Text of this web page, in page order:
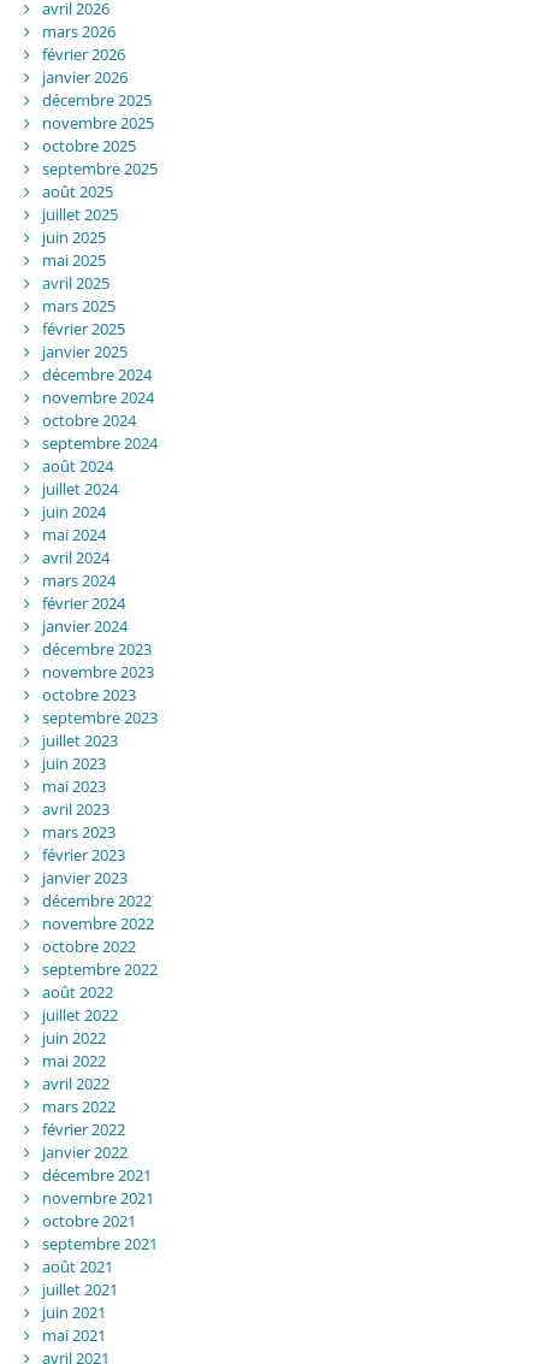
avril 2026
mars 2026
février 2026
janvier 2026
décembre 2025
novembre 2025
octobre 2025
septembre 2025
août 2025
juillet 2025
juin 2025
mai 2025
avril 2025
mars 2025
février 2025
janvier 2025
décembre 2024
novembre 2024
octobre 2024
septembre 2024
août 2024
juillet 2024
juin 2024
mai 2024
avril 2024
mars 2024
février 2024
janvier 2024
décembre 2023
novembre 2023
octobre 2023
septembre 2023
juillet 2023
juin 2023
mai 2023
avril 2023
mars 2023
février 2023
janvier 2023
décembre 2022
novembre 2022
octobre 2022
septembre 2022
août 2022
juillet 2022
juin 2022
mai 2022
avril 2022
mars 2022
février 2022
janvier 2022
décembre 2021
novembre 2021
octobre 2021
septembre 2021
août 2021
juillet 2021
juin 2021
mai 2021
avril 2021